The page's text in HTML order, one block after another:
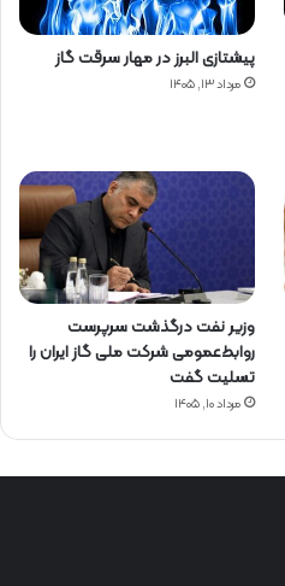
پیشتازی البرز در مهار سرقت گاز
مرداد ۱۳, ۱۴۰۵
وزیر نفت درگذشت سرپرست
روابط‌عمومی شرکت ملی گاز ایران را
تسلیت گفت
مرداد ۱۰, ۱۴۰۵